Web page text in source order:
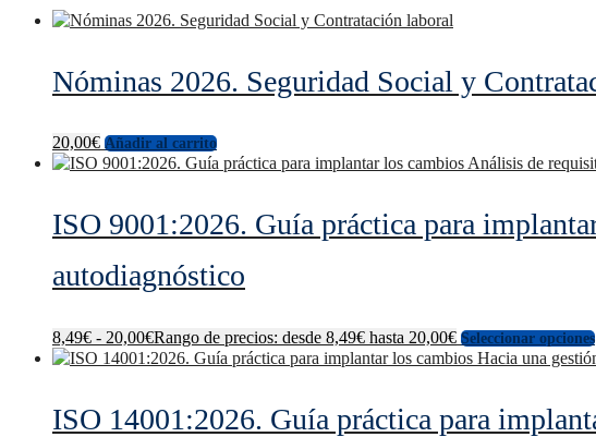
Nóminas 2026. Seguridad Social y
20,00€ Añadir al carrito
ISO 9001:2026. Guía práctica para
autodiagnóstico
8,49€ - 20,00€Rango de precios: desde 8,49€ hasta 20,00€ Seleccionar opciones
ISO 14001:2026. Guía práctica para